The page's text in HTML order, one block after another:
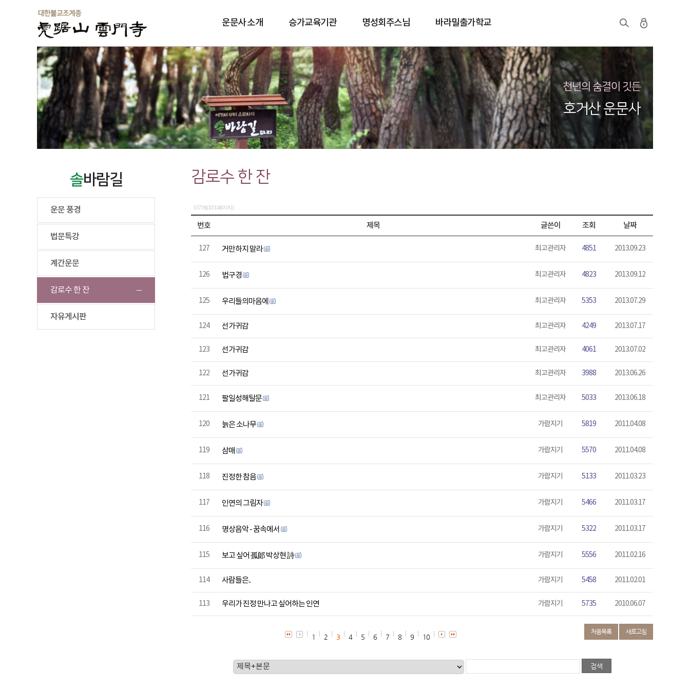
운문사 소개 승가교육기관 명성회주스님 바라밀출가학교
솔바람길
천년의 숨결이 깃든
호거산 운문사
솔바람길
운문 풍경
법문특강
계간운문
감로수 한 잔
자유게시판
감로수 한 잔
157개(3/11페이지)
번호 제목 글쓴이 조회 날짜
127 거만하지 말라 최고관리자 4851 2013.09.23
126 법구경 최고관리자 4823 2013.09.12
125 우리들의마음에 최고관리자 5353 2013.07.29
124 선가귀감 최고관리자 4249 2013.07.17
123 선가귀감 최고관리자 4061 2013.07.02
122 선가귀감 최고관리자 3988 2013.06.26
121 팔일성해탈문 최고관리자 5033 2013.06.18
120 늙은 소나무 가람지기 5819 2011.04.08
119 삼매 가람지기 5570 2011.04.08
118 진정한 참음 가람지기 5133 2011.03.23
117 인연의 그림자 가람지기 5466 2011.03.17
116 명상음악 - 꿈속에서 가람지기 5322 2011.03.17
115 보고 싶어 孤郞 박상현 詩 가람지기 5556 2011.02.16
114 사람들은.. 가람지기 5458 2011.02.01
113 우리가 진정 만나고 싶어하는 인연 가람지기 5735 2010.06.07
처음목록 새로고침
1 2 3 4 5 6 7 8 9 10